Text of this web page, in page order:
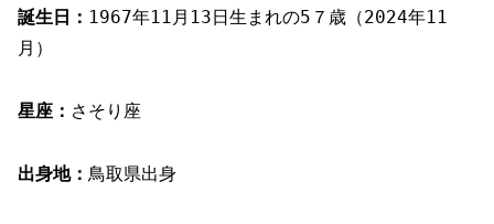
誕生日： 1967年11月13日⽣まれの5７歳（2024年11
月）
星座： さそり座
出身地： 鳥取県出⾝